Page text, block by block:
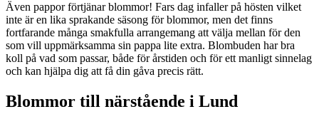
Även pappor förtjänar blommor! Fars dag infaller på hösten vilket
inte är en lika sprakande säsong för blommor, men det finns
fortfarande många smakfulla arrangemang att välja mellan för den
som vill uppmärksamma sin pappa lite extra. Blombuden har bra
koll på vad som passar, både för årstiden och för ett manligt sinnelag
och kan hjälpa dig att få din gåva precis rätt.
Blommor till närstående i Lund